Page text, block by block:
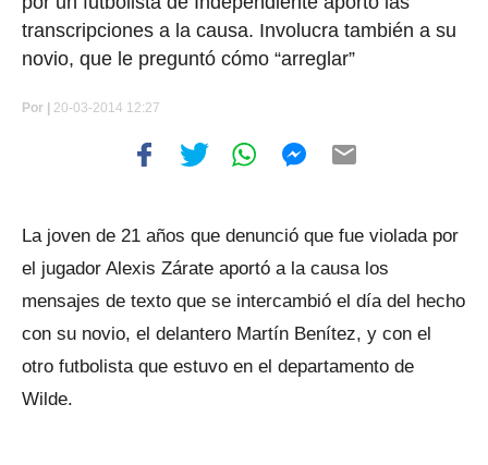
transcripciones a la causa. Involucra también a su
novio, que le preguntó cómo “arreglar”
Por 20-03-2014 12:27
La joven de 21 años que denunció que fue violada por
el jugador Alexis Zárate aportó a la causa los
mensajes de texto que se intercambió el día del hecho
con su novio, el delantero Martín Benítez, y con el
otro futbolista que estuvo en el departamento de
Wilde.